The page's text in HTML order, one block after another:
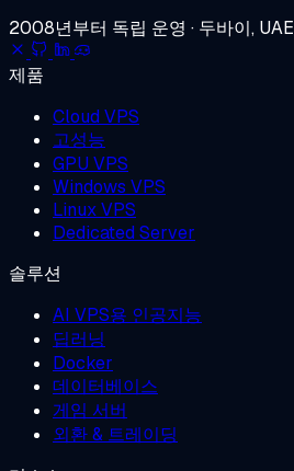
2008년부터 독립 운영 · 두바이, UAE
제품
Cloud VPS
고성능
GPU VPS
Windows VPS
Linux VPS
Dedicated Server
솔루션
AI VPS용 인공지능
딥러닝
Docker
데이터베이스
게임 서버
외환 & 트레이딩